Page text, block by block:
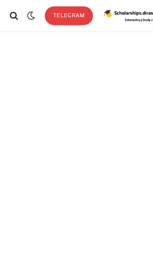
TELEGRAM